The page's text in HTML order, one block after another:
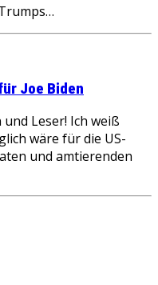
Joe Biden
Leser! Ich weiß
wäre für die US-
und amtierenden